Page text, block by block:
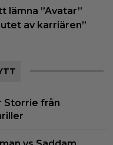
lämna ”Avatar”
av karriären”
Storrie från